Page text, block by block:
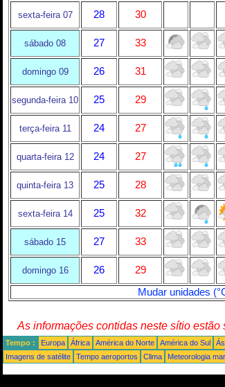
sexta-feira 07 28 30
sábado 08 27 33
domingo 09 26 31
segunda-feira 10 25 29
terça-feira 11 24 27
quarta-feira 12 24 27
quinta-feira 13 25 28
sexta-feira 14 25 32
sábado 15 27 33
domingo 16 26
29
Mudar unidades
As informações contidas neste sítio estão
Tempo : Europa África América do Norte América do Sul
Imagens de satélite
Tempo aeroportos Clima Meteorologia